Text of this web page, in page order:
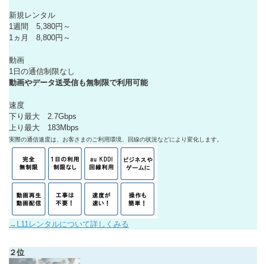
新規レンタル
1週間 5,380円～
1ヵ月 8,800円～
動画
1日の通信制限なし
動画やデータ送受信も無制限で利用可能
速度
下り最大 2.7Gbps
上り最大 183Mbps
実際の通信速度は、お客さまのご利用環境、回線の状況などにより変化します。
→L11レンタルについて詳しくみる
２位